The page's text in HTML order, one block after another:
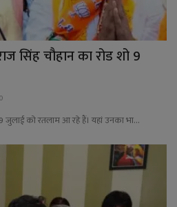
सिंह चौहान का रोड शो 9
0
जुलाई को रतलाम आ रहे हैं। यहां उनका भा...